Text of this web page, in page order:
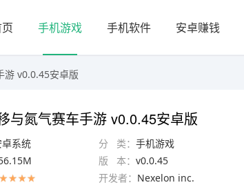
手机游戏 手机软件 安卓赚钱
游 v0.0.45安卓版
与氮气赛车手游 v0.0.45安卓版
卓系统 分 类： 手机游戏
版 本： v0.0.45
开发者： Nexelon inc.